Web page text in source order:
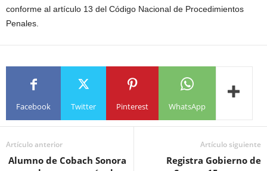
conforme al artículo 13 del Código Nacional de Procedimientos
Penales.
Facebook Twitter Pinterest WhatsApp
Artículo anterior
Alumno de Cobach Sonora
Artículo siguiente
Registra Gobierno de